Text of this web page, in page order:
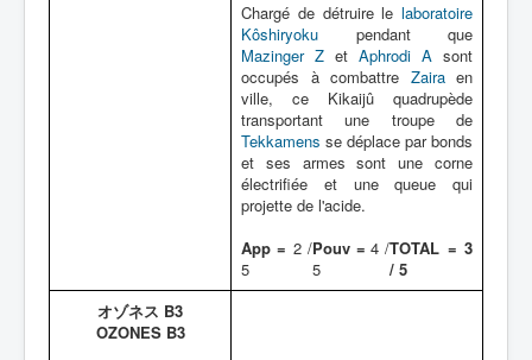
Chargé de détruire le laboratoire
Kôshiryoku pendant que
Mazinger Z et Aphrodi A sont
occupés à combattre Zairaen
ville, ce Kikaijû quadrupède
transportant une troupe de
Tekkamens se déplace par bonds
et ses armes sont une corne
électrifiée et une queue qui
projette de l'acide.
App = 2 /
5
Pouv = 4 /
5
TOTAL = 3
/ 5
オゾネス B3
OZONES B3